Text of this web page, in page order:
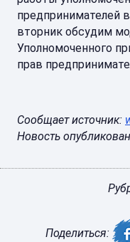
предпринимателей
вторник обсудим
Уполномоченного
прав
Сообщает источник:
Новость
Поделиться: